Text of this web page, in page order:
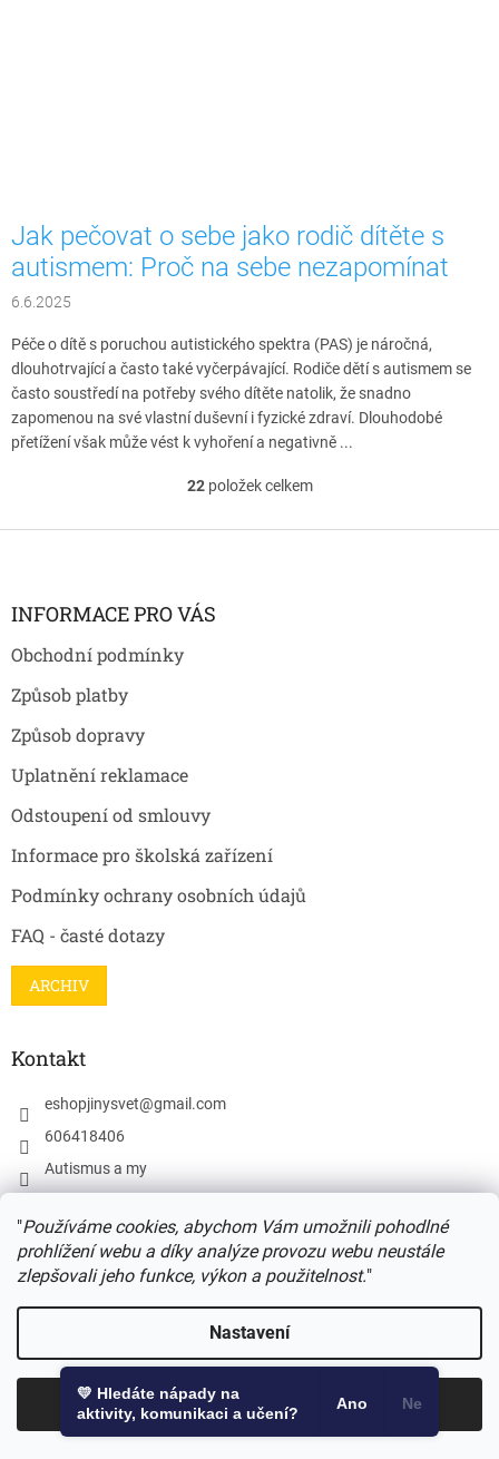
"Používáme cookies, abychom Vám umožnili pohodlné
prohlížení webu a díky analýze provozu webu neustále
zlepšovali jeho funkce, výkon a použitelnost."
Nastavení
Odmítnout Souhlasím
Jak pečovat o sebe jako rodič dítěte s
autismem: Proč na sebe nezapomínat
6.6.2025
Péče o dítě s poruchou autistického spektra (PAS) je náročná,
dlouhotrvající a často také vyčerpávající. Rodiče dětí s autismem se
často soustředí na potřeby svého dítěte natolik, že snadno
zapomenou na své vlastní duševní i fyzické zdraví. Dlouhodobé
přetížení však může vést k vyhoření a negativně ...
O
l
s
22položek celkem
Z
INFORMACE PRO VÁS
Obchodní podmínky
Způsob platby
Způsob dopravy
Uplatnění reklamace
Odstoupení od smlouvy
Informace pro školská zařízení
Podmínky ochrany osobních údajů
FAQ - časté dotazy
ARCHIV
Kontakt
eshopjinysvet@gmail.com
606418406
Autismus a my
https://www.youtube.com/@autismus-a-my
Toplist
Odebírat newsletter
💛 Hledáte nápady na
aktivity, komunikaci a učení?
Ano Ne